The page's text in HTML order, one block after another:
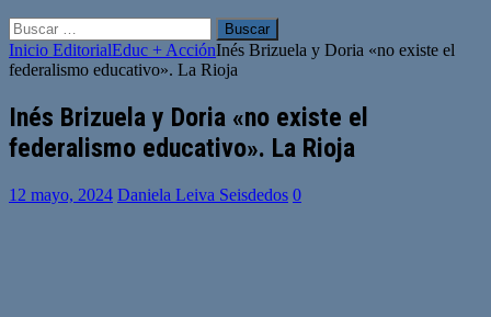
Buscar:
Inicio EditorialEduc + AcciónInés Brizuela y Doria «no existe el
federalismo educativo». La Rioja
Inés Brizuela y Doria «no existe el
federalismo educativo». La Rioja
12 mayo, 2024 Daniela Leiva Seisdedos 0